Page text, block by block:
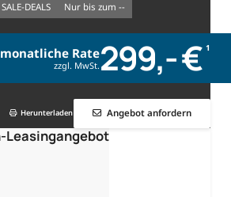
SALE-DEALS nur bis zum --
monatliche Rate
zzgl. MwSt. 299,- € 1
Herunterladen Angebot anfordern
Leasingangebot